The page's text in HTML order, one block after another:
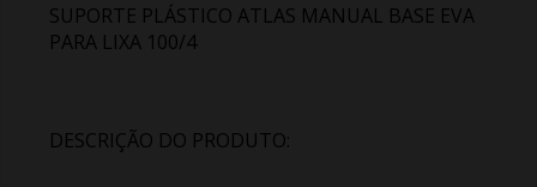
SUPORTE PLÁSTICO ATLAS MANUAL BASE EVA
PARA LIXA 100/4
DESCRIÇÃO DO PRODUTO: